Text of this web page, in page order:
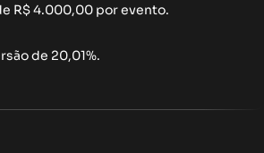
R$ 4.000,00 por evento.
de 20,01%.